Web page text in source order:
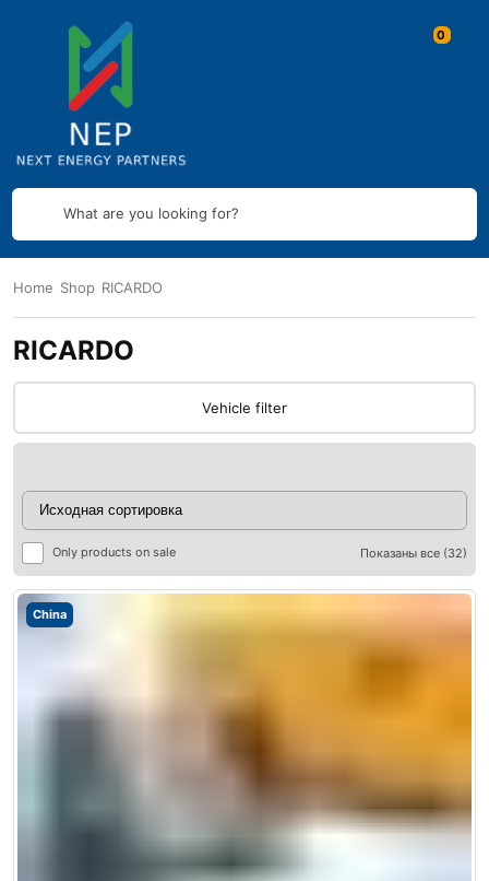
What are you looking for?
Home Shop RICARDO
RICARDO
Vehicle filter
Only products on sale Показаны все (32)
China